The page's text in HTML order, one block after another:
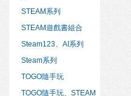
STEAM系列
STEAM遊戲書組合
Steam123、AI系列
Steam系列
TOGO隨手玩
TOGO隨手玩、STEAM